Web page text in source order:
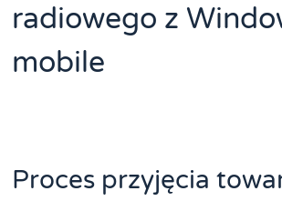
radiowego z
mobile
Proces przyjęcia